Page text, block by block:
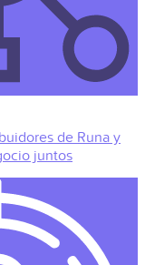
de Runa y
juntos